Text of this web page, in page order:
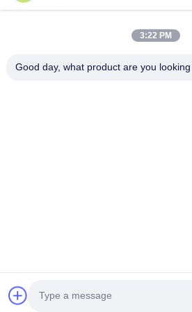
technology Co.,Ltd Все
3:22 PM
Good day, what product are you